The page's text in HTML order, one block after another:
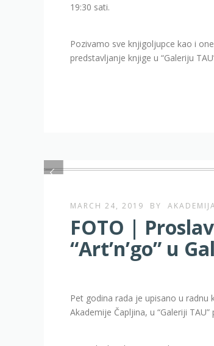
19:30 sati.
Pozivamo sve knjigoljupce kao i
predstavljanje knjige u “Galeriju
FOTO |
“Art’n’go” u
Akademije Čapljina, u “Galeriji